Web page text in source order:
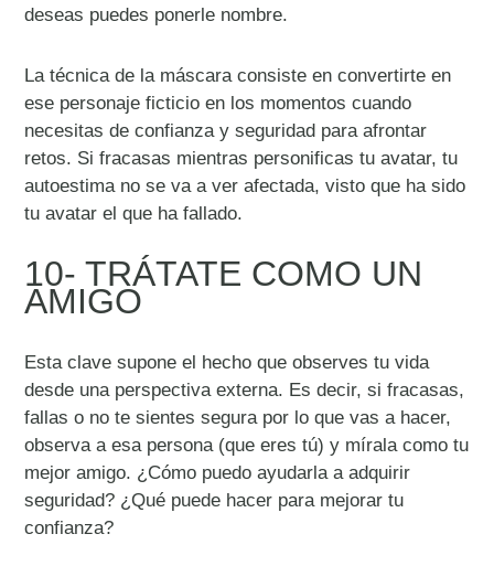
deseas puedes ponerle nombre.
La técnica de la máscara consiste en convertirte en
ese personaje ficticio en los momentos cuando
necesitas de confianza y seguridad para afrontar
retos. Si fracasas mientras personificas tu avatar, tu
autoestima no se va a ver afectada, visto que ha sido
tu avatar el que ha fallado.
10- TRÁTATE COMO UN
AMIGO
Esta clave supone el hecho que observes tu vida
desde una perspectiva externa. Es decir, si fracasas,
fallas o no te sientes segura por lo que vas a hacer,
observa a esa persona (que eres tú) y mírala como tu
mejor amigo. ¿Cómo puedo ayudarla a adquirir
seguridad? ¿Qué puede hacer para mejorar tu
confianza?